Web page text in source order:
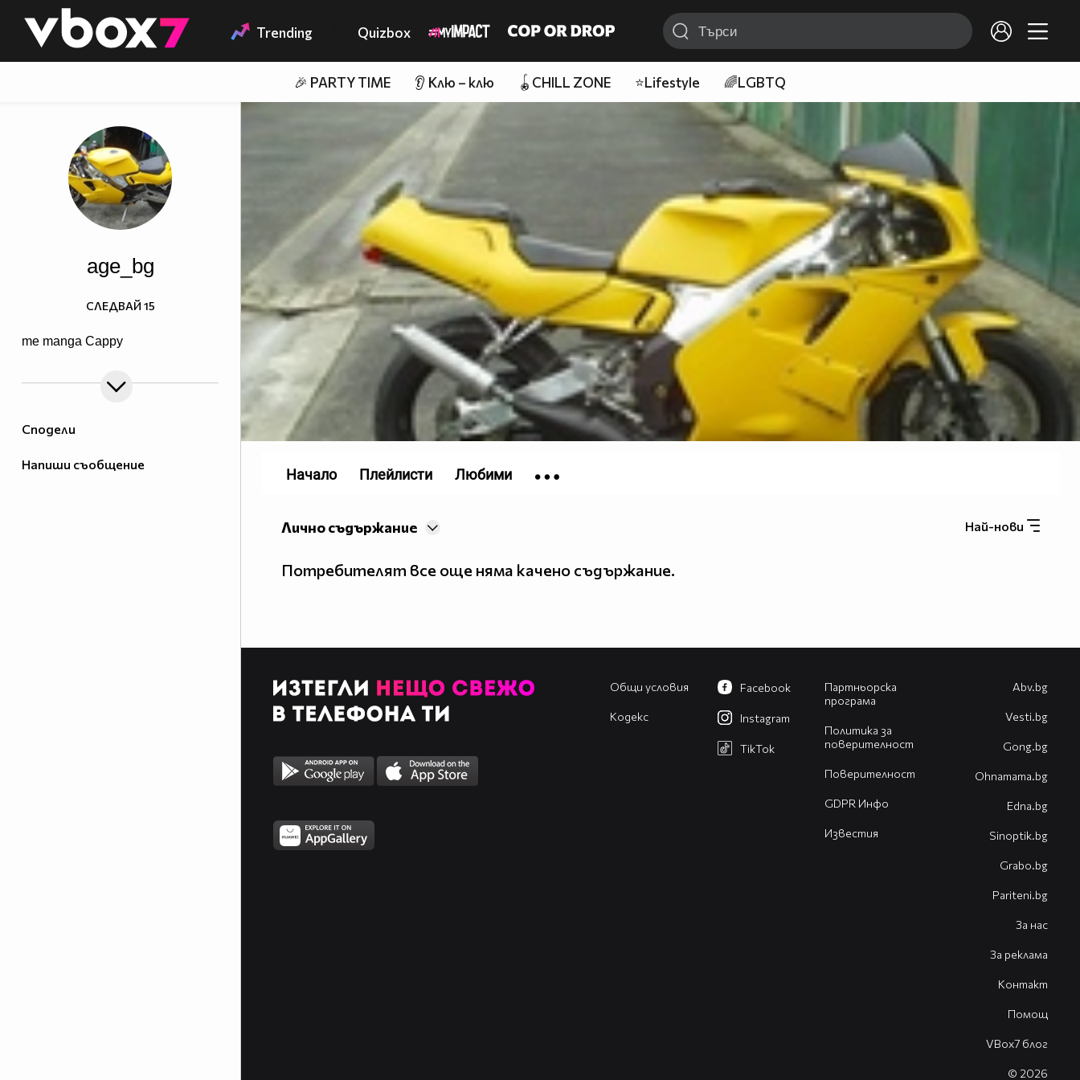
👾 Trending Quizbox
🎉 PARTY TIME 👂 Клю – клю 🪀CHILL ZONE ⭐Lifestyle 🌈LGBTQ
Сподели
Напиши съобщение
age_bg
me manga Cappy
СЛЕДВАЙ 15
Най-нови
Лично съдържание
Потребителят все още няма качено съдържание.
Начало Плейлисти Любими
Общи условия
Кодекс
Партньорска
програма
Политика за
поверителност
Поверителност
GDPR Инфо
Известия
Facebook
Instagram
TikTok
Abv.bg
Vesti.bg
Gong.bg
Оhnamama.bg
Edna.bg
Sinoptik.bg
Grabo.bg
Pariteni.bg
За нас
За реклама
Контакт
Помощ
VBox7 блог
© 2026